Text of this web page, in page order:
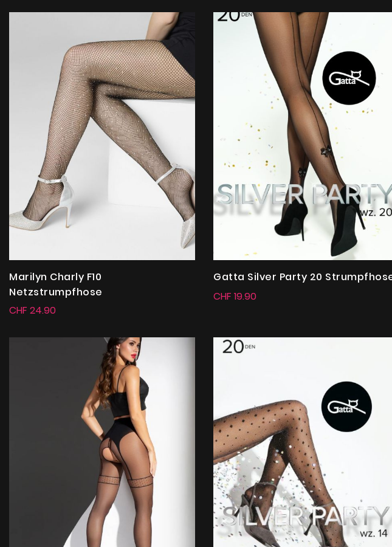
Marilyn Charly F10
Netzstrumpfhose
CHF 24.90
Gatta Silver Party 20
CHF 19.90